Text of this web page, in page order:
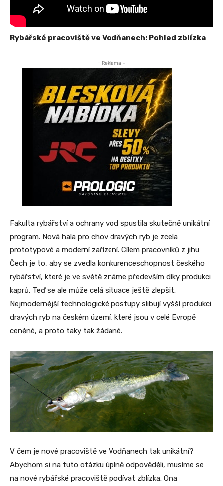
Rybářské pracoviště ve Vodňanech: Pohled zblízka
- Reklama -
Fakulta rybářství a ochrany vod spustila skutečně unikátní
program. Nová hala pro chov dravých ryb je zcela
prototypové a moderní zařízení. Cílem pracovníků z jihu
Čech je to, aby se zvedla konkurenceschopnost českého
rybářství, které je ve světě známe především díky produkci
kaprů. Teď se ale může celá situace ještě zlepšit.
Nejmodernější technologické postupy slibují vyšší produkci
dravých ryb na českém území, které jsou v celé Evropě
ceněné, a proto taky tak žádané.
V čem je nové pracoviště ve Vodňanech tak unikátní?
Abychom si na tuto otázku úplně odpověděli, musíme se
na nové rybářské pracoviště podívat zblízka. Ona